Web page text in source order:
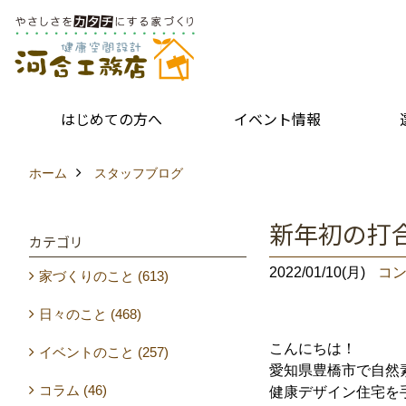
はじめての方へ イベント情報
ホーム スタッフブログ
新年初の
2022/01/10(月) コ
こんにちは！
愛知県豊橋市で自然
健康デザイン住宅を
カテゴリ
家づくりのこと (613)
日々のこと (468)
イベントのこと (257)
コラム (46)